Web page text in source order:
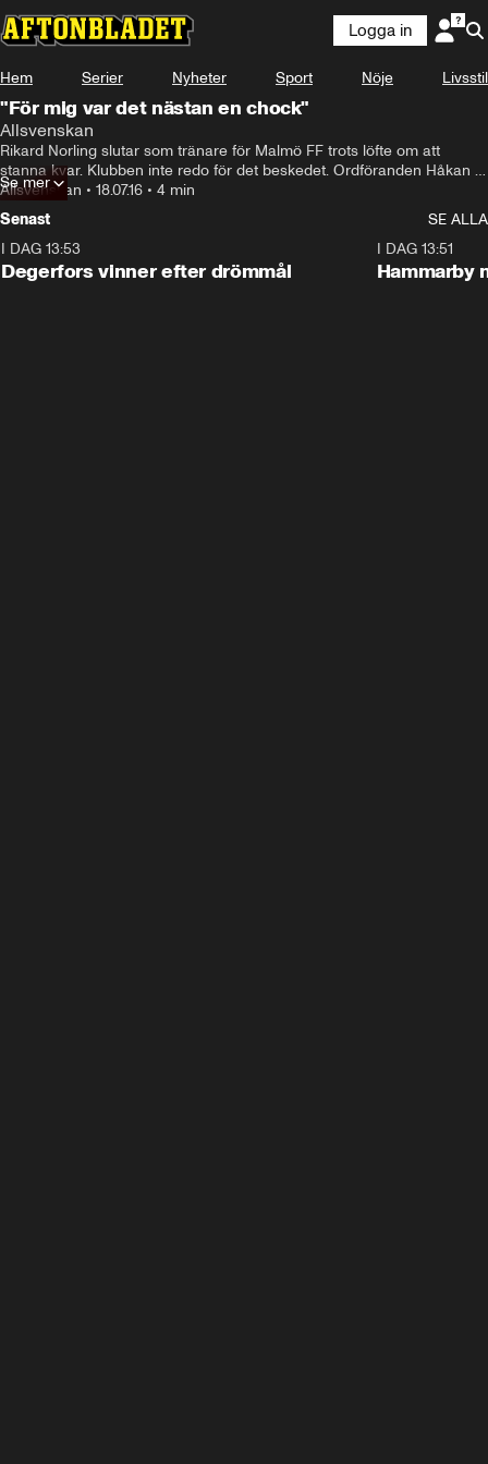
Logga in
Hem Serier Nyheter Sport Nöje Livsstil
"För mig var det nästan en chock"
Allsvenskan
Rikard Norling slutar som tränare för Malmö FF trots löfte om att
stanna kvar. Klubben inte redo för det beskedet. Ordföranden Håkan
Jeppsson nästan i chock
Allsvenskan • 18.07.16 • 4 min
Se mer
Senast
SE ALLA
I DAG 13:53
Degerfors vinner efter drömmål
I DAG 13:51
Hammarby